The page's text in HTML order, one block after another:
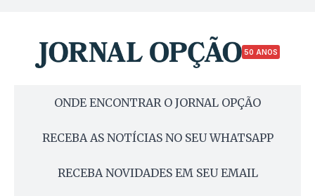
50 ANOS
ONDE ENCONTRAR O JORNAL OPÇÃO
RECEBA AS NOTÍCIAS NO SEU WHATSAPP
RECEBA NOVIDADES EM SEU EMAIL